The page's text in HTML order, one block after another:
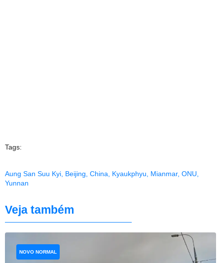
Tags:
Aung San Suu Kyi Beijing China Kyaukphyu Mianmar, ONU
Yunnan
Veja também
NOVO NORMAL